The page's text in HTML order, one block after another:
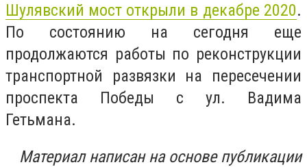
Шулявский мост открыли в декабре 2020.
По состоянию на сегодня еще
продолжаются работы по реконструкции
транспортной развязки на пересечении
проспекта Победы с ул. Вадима
Гетьмана.
Материал написан на основе публикации